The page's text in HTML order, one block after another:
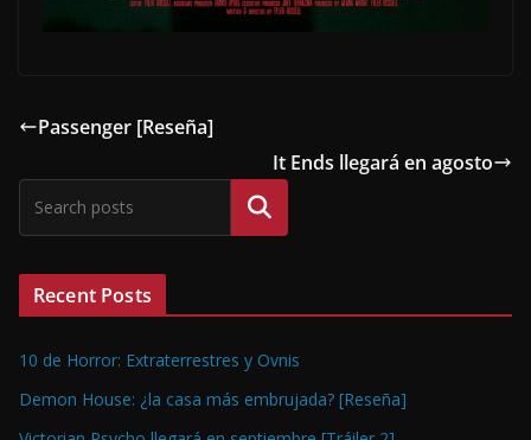
Passenger [Reseña]
It Ends llegará en agosto
Buscar
Recent Posts
10 de Horror: Extraterrestres y Ovnis
Demon House: ¿la casa más embrujada? [Reseña]